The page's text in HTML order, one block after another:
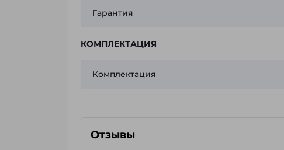
Гарантия
КОМПЛЕКТАЦИЯ
Комплектация
Отзывы